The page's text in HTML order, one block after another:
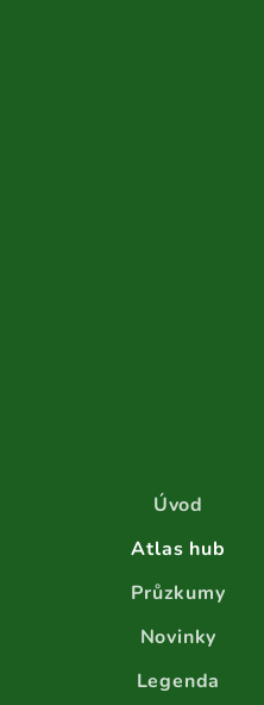
Úvod
Atlas hub
Průzkumy
Novinky
Legenda